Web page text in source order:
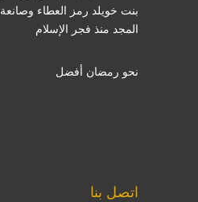
بنت خويلد رمز العطاء وصانعة
المجد منذ فجر الإسلام
نحو رمضان أفضل
اتصل بنا